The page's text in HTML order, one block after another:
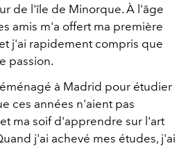
de l'île de Minorque. À l'âge
amis m'a offert ma première
j'ai rapidement compris que
passion.
à Madrid pour étudier
ces années n'aient pas
ma soif d'apprendre sur l'art
j'ai achevé mes études, j'ai